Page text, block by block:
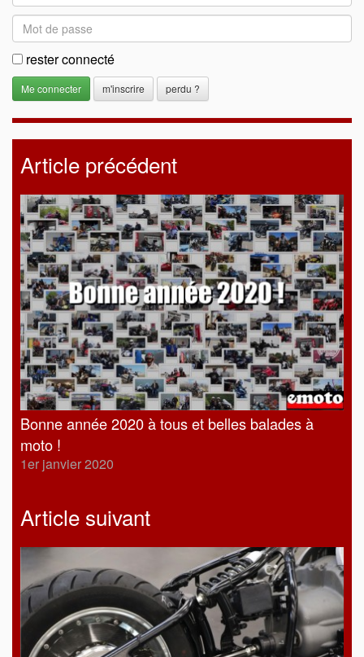
rester connecté
m'inscrire perdu ?
Article précédent
Bonne année 2020 à tous et belles balades à
moto !
1er janvier 2020
Article suivant